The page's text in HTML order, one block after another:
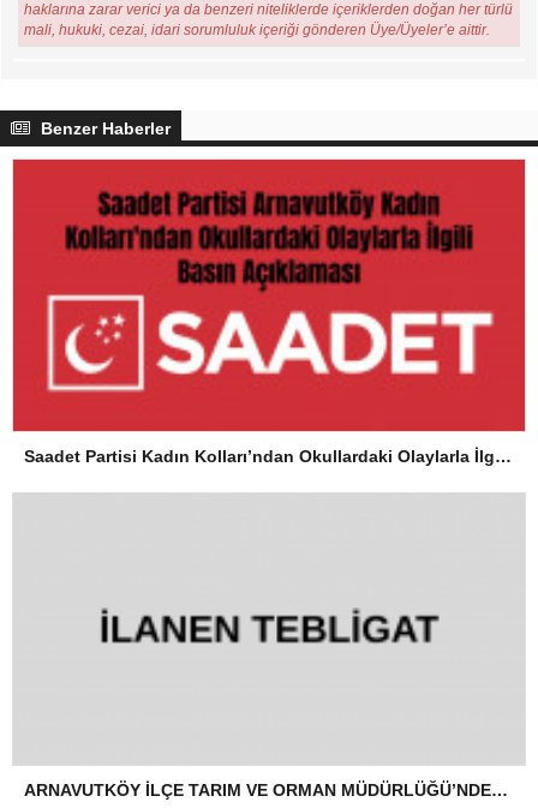
haklarına zarar verici ya da benzeri niteliklerde içeriklerden doğan her türlü
mali, hukuki, cezai, idari sorumluluk içeriği gönderen Üye/Üyeler’e aittir.
Benzer Haberler
Saadet Partisi Kadın Kolları’ndan Okullardaki Olaylarla İlgili Basın Açıklaması
ARNAVUTKÖY İLÇE TARIM VE ORMAN MÜDÜRLÜĞÜ’NDEN İLANEN TEBLİGAT